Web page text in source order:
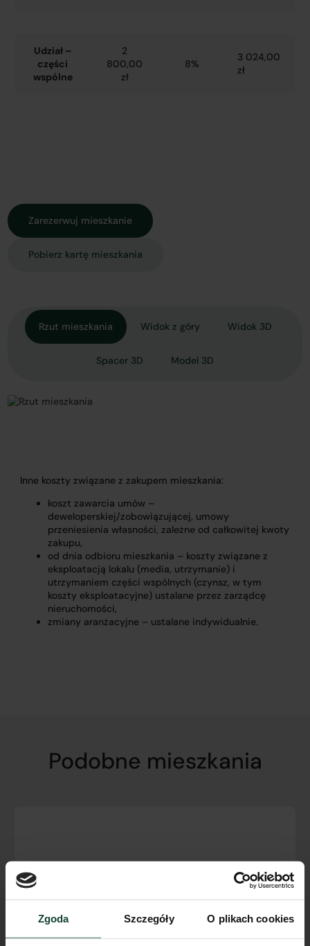
Zgoda Szczegóły O plikach cookies
Rzut mieszkania Widok z góry Widok 3D
Spacer 3D Model 3D
Inne koszty związane z zakupem mieszkania:
koszt zawarcia umów –
deweloperskiej/zobowiązującej, umowy
przeniesienia własności, zależne od całkowitej kwoty
zakupu,
od dnia odbioru mieszkania – koszty związane z
eksploatacją lokalu (media, utrzymanie) i
utrzymaniem części wspólnych (czynsz, w tym
koszty eksploatacyjne) ustalane przez zarządcę
nieruchomości,
zmiany aranżacyjne – ustalane indywidualnie.
Udział –
części
wspólne
2
800,00
zł
8%
3 024,00
zł
Zarezerwuj mieszkanie
Pobierz kartę mieszkania
Podobne mieszkania